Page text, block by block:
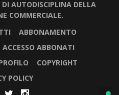
AUTODISCIPLINA DELLA
COMMERCIALE.
ABBONAMENTO
ACCESSO ABBONATI
COPYRIGHT
POLICY